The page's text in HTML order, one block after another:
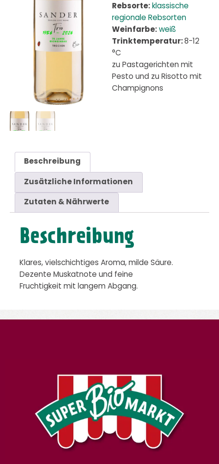
Rebsorte: klassische
regionale Rebsorten
Weinfarbe: weiß
Trinktemperatur: 8-12
°C
zu Pastagerichten mit
Pesto und zu Risotto mit
Champignons
Beschreibung
Zusätzliche Informationen
Zutaten & Nährwerte
Beschreibung
Klares, vielschichtiges Aroma, milde Säure.
Dezente Muskatnote und feine
Fruchtigkeit mit langem Abgang.